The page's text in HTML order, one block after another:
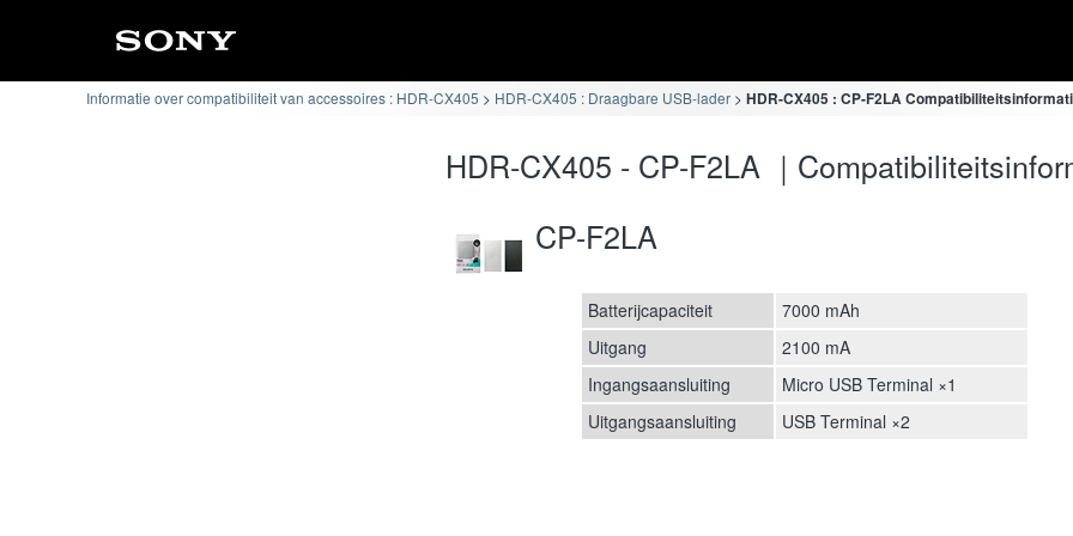
Informatie over compatibiliteit van accessoires : HDR-CX405 HDR-CX405 : Draagbare USB-lader HDR-CX405 : CP-F2LA
HDR-CX405 - CP-F2LA ｜
CP-F2LA
Batterijcapaciteit
7000 mAh
Uitgang
2100 mA
Ingangsaansluiting
Micro USB Terminal ×1
Uitgangsaansluiting
USB Terminal ×2